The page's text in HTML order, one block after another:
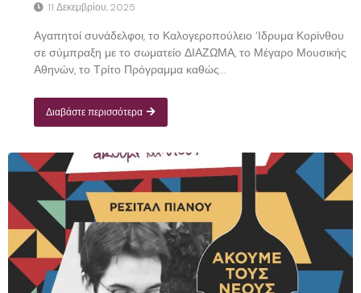
11 Δεκεμβρίου, 2025
Αγαπητοί συνάδελφοι, το Καλογεροπούλειο ‘Ιδρυμα Κορίνθου
σε σύμπραξη με το σωματείο ΔΙΑΖΩΜΑ, το Μέγαρο Μουσικής
Αθηνών, το Τρίτο Πρόγραμμα καθώς...
Διαβάστε περισσότερα